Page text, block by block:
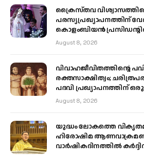
ക്രൈസ്തവ
പരസ്യപ്രഖ്യാപനത്തിന്
കൊളംബിയൻ
August 8, 2026
വിവാഹജീവിതത്തിന്റെ
രക്തസാക്ഷിത്വം;
പദവി പ്രഖ്യാപനത്തിന്
August 8, 2026
യുദ്ധം ലോകത്തെ
ഹിരോഷിമ
വാർഷികദിനത്തിൽ